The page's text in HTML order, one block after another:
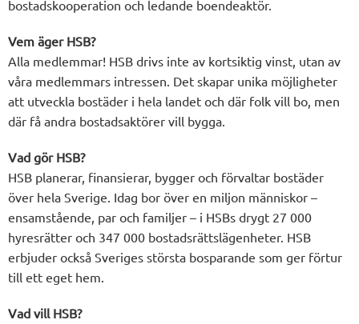
bostadskooperation och ledande boendeaktör.
Vem äger HSB?
Alla medlemmar! HSB drivs inte av kortsiktig vinst, utan av
våra medlemmars intressen. Det skapar unika möjligheter
att utveckla bostäder i hela landet och där folk vill bo, men
där få andra bostadsaktörer vill bygga.
Vad gör HSB?
HSB planerar, finansierar, bygger och förvaltar bostäder
över hela Sverige. Idag bor över en miljon människor –
ensamstående, par och familjer – i HSBs drygt 27 000
hyresrätter och 347 000 bostadsrättslägenheter. HSB
erbjuder också Sveriges största bosparande som ger förtur
till ett eget hem.
Vad vill HSB?